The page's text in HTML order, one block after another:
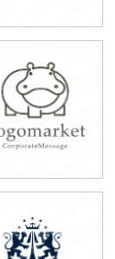
49,800円
(税込54,780円)
49,800円
(税込54,780円)